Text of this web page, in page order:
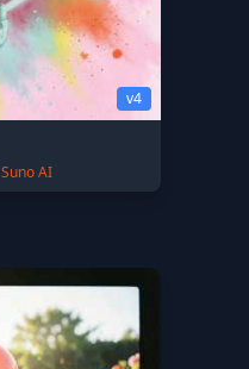
v4
Suno AI